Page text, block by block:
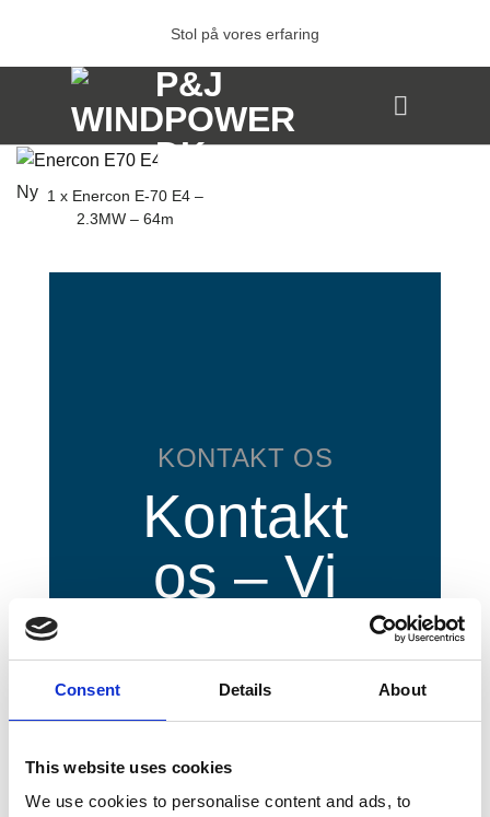
Consent Details About
This website uses cookies
We use cookies to personalise content and ads, to
indhold
Stol på vores erfaring
Ny
1 x Enercon E-70 E4 –
2.3MW – 64m
KONTAKT OS
Kontakt
os – Vi
hjælpe
dig